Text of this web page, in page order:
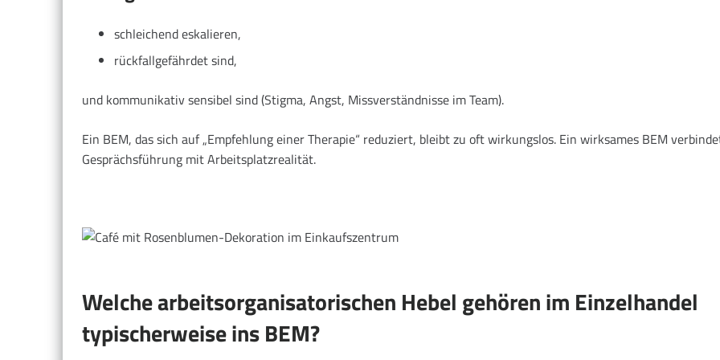
schleichend eskalieren,
rückfallgefährdet sind,
und kommunikativ sensibel sind (Stigma, Angst, Missverständnisse im Team).
Ein BEM, das sich auf „Empfehlung einer Therapie“ reduziert, bleibt zu oft wirkungslos. Ein wirksames BEM
Gesprächsführung mit Arbeitsplatzrealität.
Welche arbeitsorganisatorischen Hebel gehören im Einzelhandel
typischerweise ins BEM?